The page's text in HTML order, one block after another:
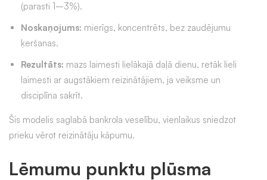
(parasti 1–3%).
Noskaņojums: mierīgs, koncentrēts, bez zaudējumu
ķeršanas.
Rezultāts: mazs laimesti lielākajā daļā dienu, retāk lieli
laimesti ar augstākiem reizinātājiem, ja veiksme un
disciplīna sakrīt.
Šis modelis saglabā bankrola veselību, vienlaikus sniedzot
prieku vērot reizinātāju kāpumu.
Lēmumu punktu plūsma